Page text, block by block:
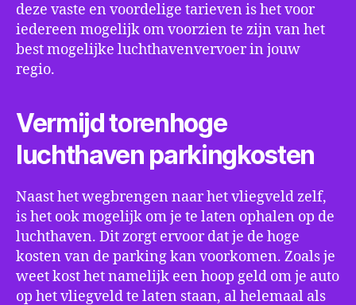
deze vaste en voordelige tarieven is het voor
iedereen mogelijk om voorzien te zijn van het
best mogelijke luchthavenvervoer in jouw
regio.
Vermijd torenhoge
luchthaven parkingkosten
Naast het wegbrengen naar het vliegveld zelf,
is het ook mogelijk om je te laten ophalen op de
luchthaven. Dit zorgt ervoor dat je de hoge
kosten van de parking kan voorkomen. Zoals je
weet kost het namelijk een hoop geld om je auto
op het vliegveld te laten staan, al helemaal als